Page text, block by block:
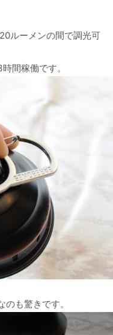
ルーメンの間で調光可
間稼働です。
も驚きです。